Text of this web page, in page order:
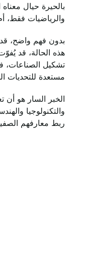
بالحيرة حيال
والرياضيات فقط،
هذه الحالة، قد
تشكيل الصناعات،
مستعدة للتحديات
والتكنولوجيا
ربط معارفهم